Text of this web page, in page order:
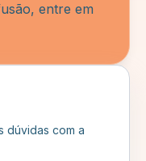
entre em
dúvidas com a